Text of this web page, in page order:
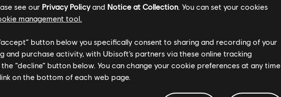
お困りですか？
何かお困りなことがありましたら、
see our Privacy Policyand Notice at Collection. You can set your cookies
management tool.
button below you specifically consent to sharing and recording of your
and purchase activity, with Ubisoft’s partners via these online tracking
“decline” button below. You can change your cookie preferences at any time
on the bottom of each web page.